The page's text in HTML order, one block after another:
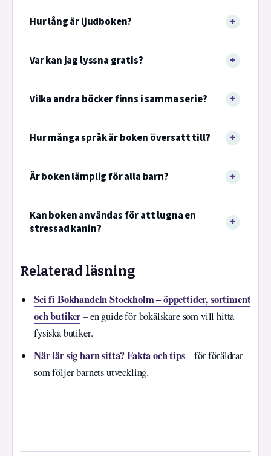
Hur lång är ljudboken?
Var kan jag lyssna gratis?
Vilka andra böcker finns i samma serie?
Hur många språk är boken översatt till?
Är boken lämplig för alla barn?
Kan boken användas för att lugna en
stressad kanin?
Relaterad läsning
Sci fi Bokhandeln Stockholm – öppettider, sortiment
och butiker– en guide för bokälskare som vill hitta
fysiska butiker.
När lär sig barn sitta? Fakta och tips– för föräldrar
som följer barnets utveckling.